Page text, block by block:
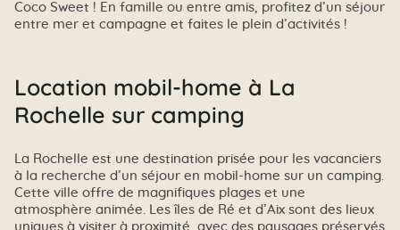
Coco Sweet ! En famille ou entre amis, profitez d’un séjour
entre mer et campagne et faites le plein d’activités !
Location mobil-home à La
Rochelle sur camping
La Rochelle est une destination prisée pour les vacanciers
à la recherche d’un séjour en mobil-home sur un camping.
Cette ville offre de magnifiques plages et une
atmosphère animée. Les îles de Ré et d’Aix sont des lieux
uniques à visiter à proximité, avec des paysages préservés